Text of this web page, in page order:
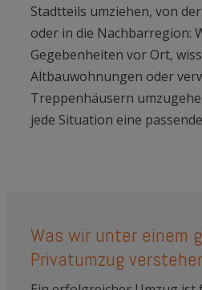
Stadtteils umziehen, von
oder in die Nachbarregion:
Gegebenheiten vor Ort,
Altbauwohnungen oder
Treppenhäusern
jede Situation eine
Was wir unter einem
Privatumzug